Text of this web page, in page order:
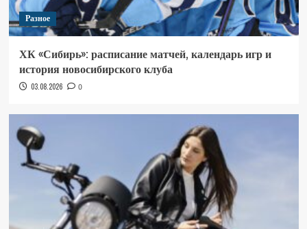
Разное
ХК «Сибирь»: расписание матчей, календарь игр и
история новосибирского клуба
03.08.2026 0